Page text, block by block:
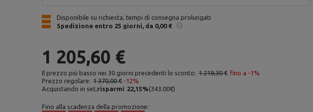
Disponibile su richiesta, tempi di consegna prolungati
Spedizione entro 25 giorni da 0,00 €
1 205,60 €
Il prezzo più basso nei 30 giorni precedenti lo sconto: 1 219,30 € fino a -1%
Prezzo regolare: 1 370,00 € -12%
Acquistando in set,risparmi 22,15%(343.00€)
Fino alla scadenza della promozione: